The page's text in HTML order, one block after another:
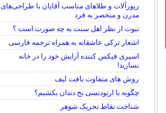
زیورآلات و طلاهای مناسب آقایان با طراحی‌های
مدرن و منحصر به فرد
نبوت از نظر اهل سنت به چه صورت است ؟
اشعار ترکی عاشقانه به همراه ترجمه فارسی
اسپری فیکس کننده آرایش خود را در خانه
بسازید!
روش های متفاوت بافت لیف
چگونه با ارتودنسی نخ دندان بکشیم؟
شناخت نقاط تحریک شوهر